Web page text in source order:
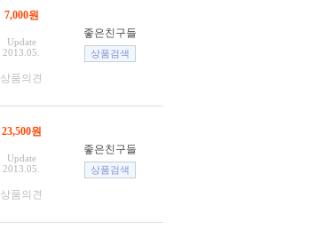
7,000원
Update
2013.05.
상품의견
좋은친구들
23,500원
Update
2013.05.
상품의견
좋은친구들